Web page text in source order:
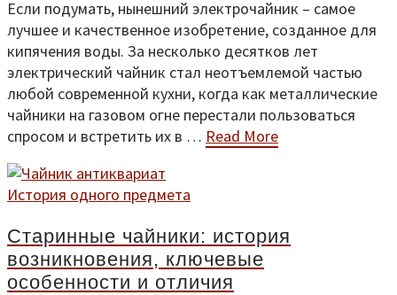
Если подумать, нынешний электрочайник – самое
лучшее и качественное изобретение, созданное для
кипячения воды. За несколько десятков лет
электрический чайник стал неотъемлемой частью
любой современной кухни, когда как металлические
чайники на газовом огне перестали пользоваться
спросом и встретить их в … Read More
История одного предмета
Старинные чайники: история
возникновения, ключевые
особенности и отличия